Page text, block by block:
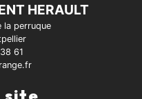
HERAULT
la perruque
61